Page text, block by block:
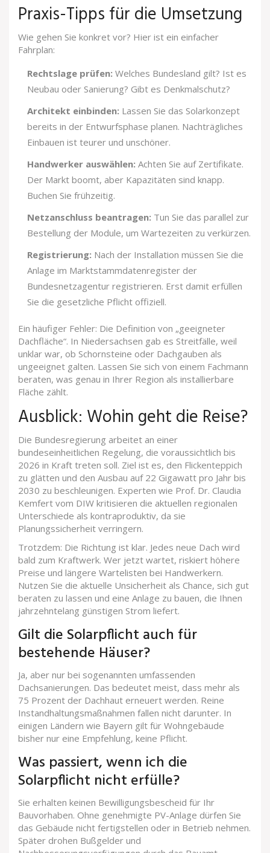
Praxis-Tipps für die Umsetzung
Wie gehen Sie konkret vor? Hier ist ein einfacher
Fahrplan:
Rechtslage prüfen: Welches Bundesland gilt? Ist es
Neubau oder Sanierung? Gibt es Denkmalschutz?
Architekt einbinden: Lassen Sie das Solarkonzept
bereits in der Entwurfsphase planen. Nachträgliches
Einbauen ist teurer und unschöner.
Handwerker auswählen: Achten Sie auf Zertifikate.
Der Markt boomt, aber Kapazitäten sind knapp.
Buchen Sie frühzeitig.
Netzanschluss beantragen: Tun Sie das parallel zur
Bestellung der Module, um Wartezeiten zu verkürzen.
Registrierung: Nach der Installation müssen Sie die
Anlage im Marktstammdatenregister der
Bundesnetzagentur registrieren. Erst damit erfüllen
Sie die gesetzliche Pflicht offiziell.
Ein häufiger Fehler: Die Definition von „geeigneter
Dachfläche“. In Niedersachsen gab es Streitfälle, weil
unklar war, ob Schornsteine oder Dachgauben als
ungeeignet galten. Lassen Sie sich von einem Fachmann
beraten, was genau in Ihrer Region als installierbare
Fläche zählt.
Ausblick: Wohin geht die Reise?
Die Bundesregierung arbeitet an einer
bundeseinheitlichen Regelung, die voraussichtlich bis
2026 in Kraft treten soll. Ziel ist es, den Flickenteppich
zu glätten und den Ausbau auf 22 Gigawatt pro Jahr bis
2030 zu beschleunigen. Experten wie Prof. Dr. Claudia
Kemfert vom DIW kritisieren die aktuellen regionalen
Unterschiede als kontraproduktiv, da sie
Planungssicherheit verringern.
Trotzdem: Die Richtung ist klar. Jedes neue Dach wird
bald zum Kraftwerk. Wer jetzt wartet, riskiert höhere
Preise und längere Wartelisten bei Handwerkern.
Nutzen Sie die aktuelle Unsicherheit als Chance, sich gut
beraten zu lassen und eine Anlage zu bauen, die Ihnen
jahrzehntelang günstigen Strom liefert.
Gilt die Solarpflicht auch für
bestehende Häuser?
Ja, aber nur bei sogenannten umfassenden
Dachsanierungen. Das bedeutet meist, dass mehr als
75 Prozent der Dachhaut erneuert werden. Reine
Instandhaltungsmaßnahmen fallen nicht darunter. In
einigen Ländern wie Bayern gilt für Wohngebäude
bisher nur eine Empfehlung, keine Pflicht.
Was passiert, wenn ich die
Solarpflicht nicht erfülle?
Sie erhalten keinen Bewilligungsbescheid für Ihr
Bauvorhaben. Ohne genehmigte PV-Anlage dürfen Sie
das Gebäude nicht fertigstellen oder in Betrieb nehmen.
Später drohen Bußgelder und